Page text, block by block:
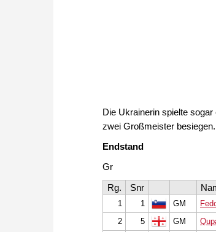
Die Ukrainerin spielte
zwei Großmeister besiegen.
Endstand
Gr
Rg.
Snr
1 1 GM
2
5 GM